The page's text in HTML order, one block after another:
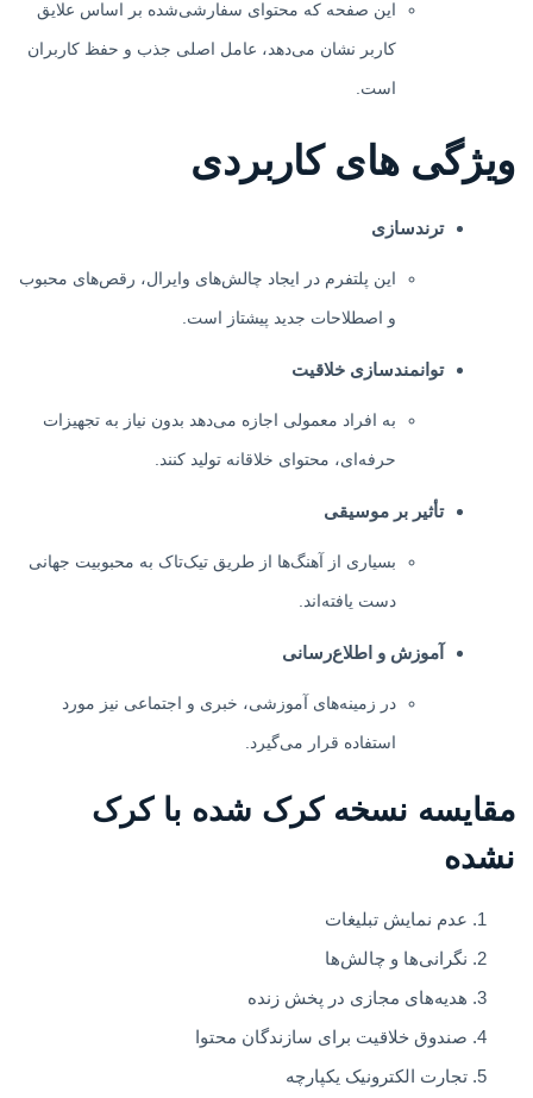
این صفحه که محتوای سفارشی‌شده بر اساس علایق
کاربر نشان می‌دهد، عامل اصلی جذب و حفظ کاربران
است.
ویژگی های کاربردی
ترندسازی
این پلتفرم در ایجاد چالش‌های وایرال، رقص‌های محبوب
و اصطلاحات جدید پیشتاز است.
توانمندسازی خلاقیت
به افراد معمولی اجازه می‌دهد بدون نیاز به تجهیزات
حرفه‌ای، محتوای خلاقانه تولید کنند.
تأثیر بر موسیقی
بسیاری از آهنگ‌ها از طریق تیک‌تاک به محبوبیت جهانی
دست یافته‌اند.
آموزش و اطلاع‌رسانی
در زمینه‌های آموزشی، خبری و اجتماعی نیز مورد
استفاده قرار می‌گیرد.
مقایسه نسخه کرک شده با کرک
نشده
عدم نمایش تبلیغات
نگرانی‌ها و چالش‌ها
هدیه‌های مجازی در پخش زنده
صندوق خلاقیت برای سازندگان محتوا
تجارت الکترونیک یکپارچه